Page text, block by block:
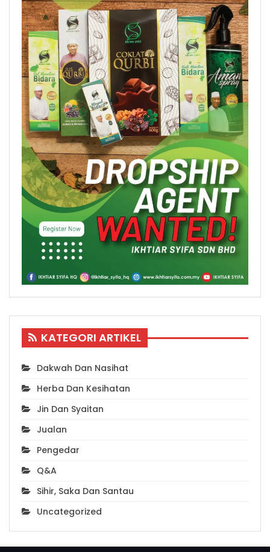
KATEGORI ARTIKEL
Dakwah Dan Nasihat
Herba Dan Kesihatan
Jin Dan Syaitan
Jualan
Pengedar
Q&A
Sihir, Saka Dan Santau
Uncategorized